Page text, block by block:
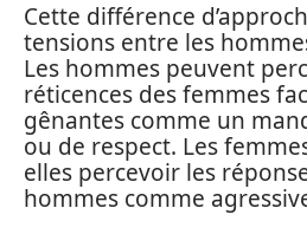
Cette différence
tensions entre les
Les hommes peuvent
réticences des femmes
gênantes comme un
ou de respect. Les
elles percevoir les
hommes comme